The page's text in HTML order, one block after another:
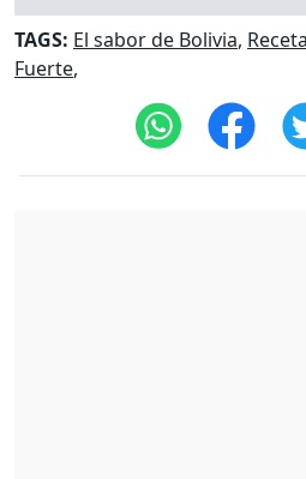
TAGS: El sabor de Bolivia,
Fuerte,